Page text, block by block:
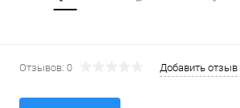
Отзывов: 0 Добавить отзыв